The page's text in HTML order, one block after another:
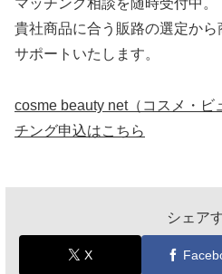
マッチング相談を随時受付中。
貴社商品に合う販路の選定か
サポートいたします。
cosme beauty net（コスメ・ビ
チング申込はこちら
シェア
X